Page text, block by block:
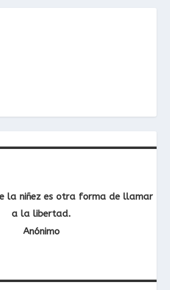
la niñez es otra forma de llamar
a la libertad.
Anónimo